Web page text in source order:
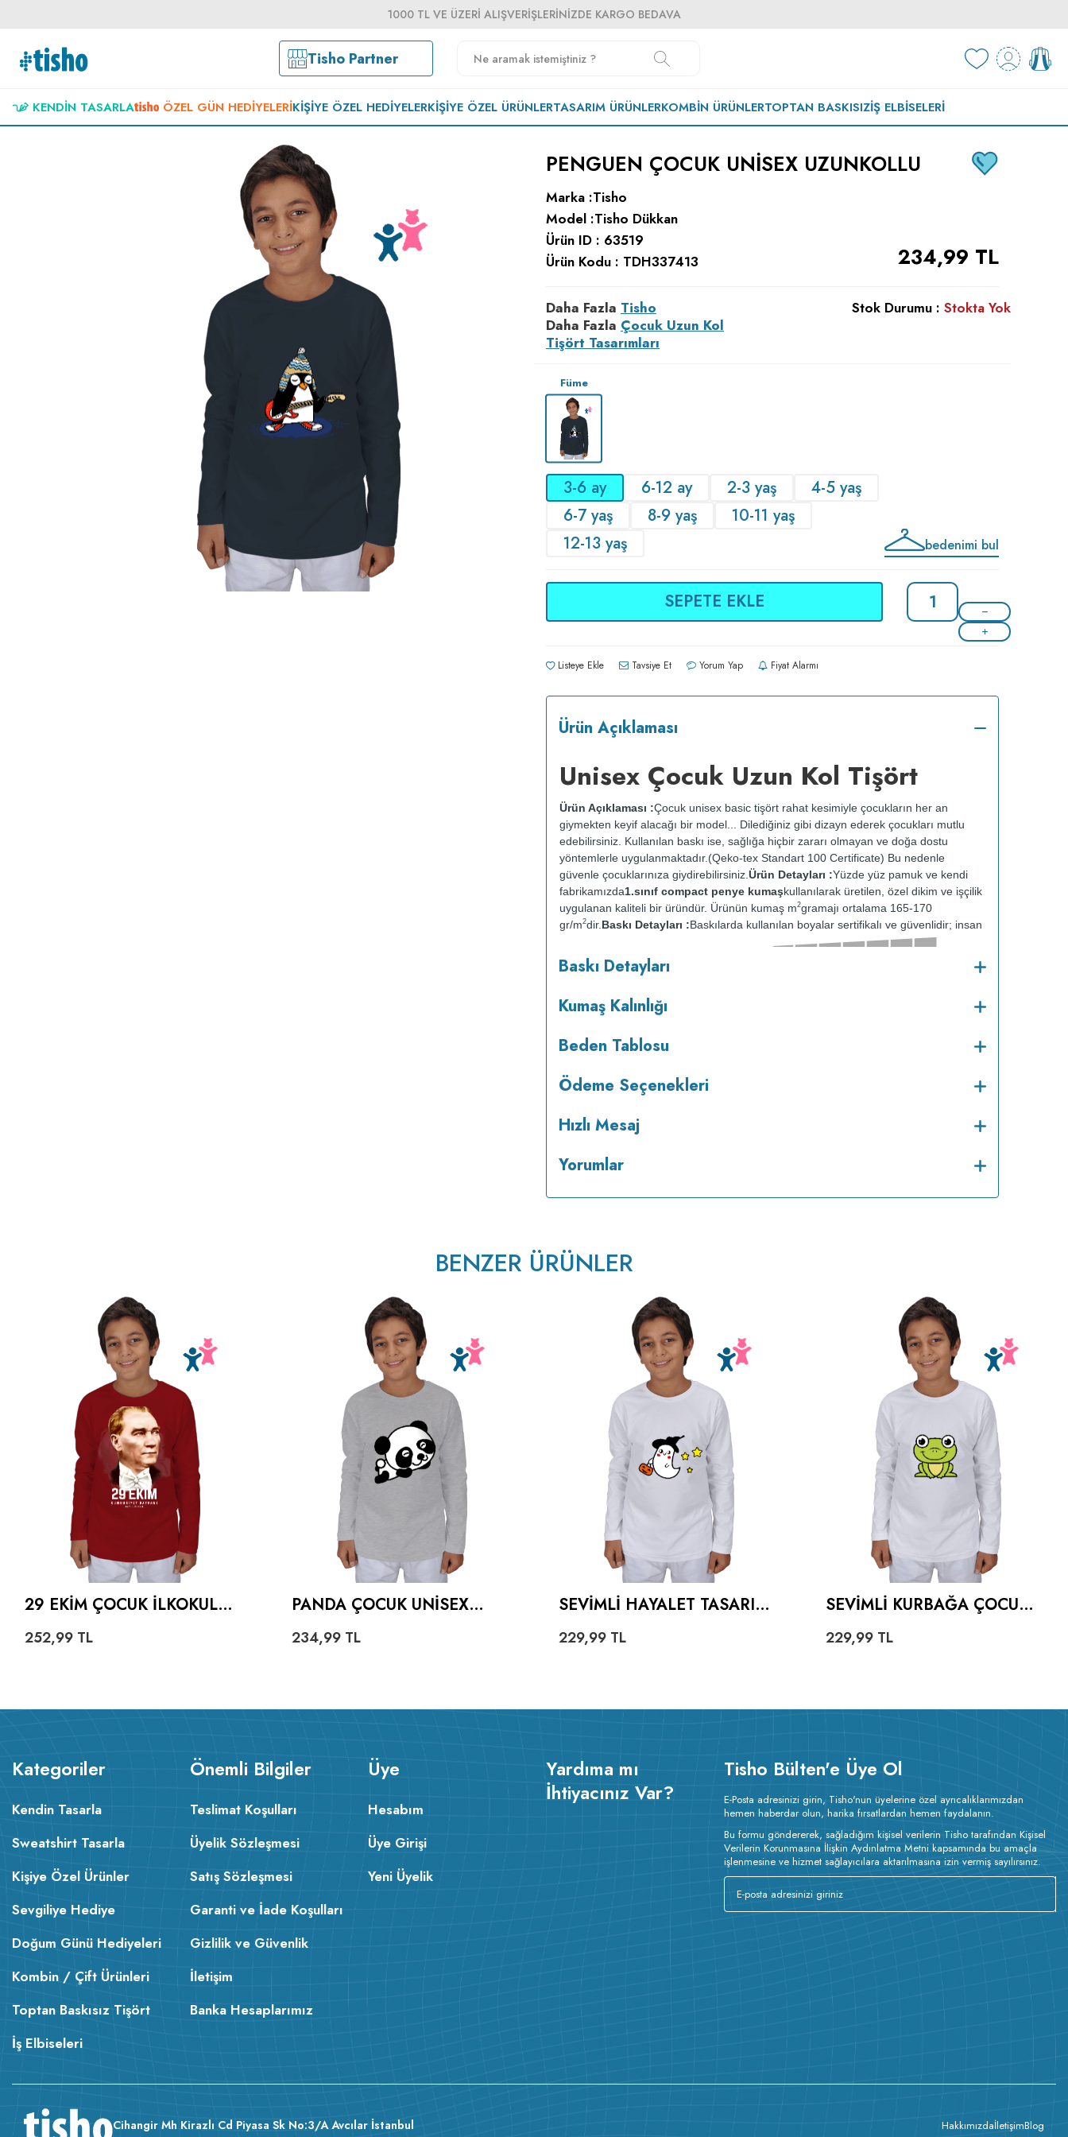
1000 TL VE ÜZERI ALIŞVERIŞLERINIZDE KARGO BEDAVA
Tisho Partner
KENDIN TASARLA ÖZEL GÜN HEDIYELERIKIŞIYE ÖZEL HEDIYELERKIŞIYE ÖZEL ÜRÜNLERTASARIM ÜRÜNLERKOMBIN ÜRÜNLERTOPTAN BASKISIZİŞ ELBISELERI
PENGUEN ÇOCUK UNISEX UZUNKOLLU
Marka :Tisho
Model :Tisho Dükkan
Ürün ID : 63519
Ürün Kodu : TDH337413 234,99 TL
Daha Fazla Tisho
Daha Fazla Çocuk Uzun Kol
Tişört Tasarımları
Stok Durumu : Stokta Yok
Füme
3-6 ay 6-12 ay 2-3 yaş
4-5 yaş
6-7 yaş
8-9 yaş
10-11 yaş
12-13 yaş
bedenimi bul
SEPETE EKLE
Listeye Ekle Tavsiye Et Yorum Yap Fiyat Alarmı
Ürün Açıklaması
Unisex Çocuk Uzun Kol Tişört
Ürün Açıklaması :Çocuk unisex basic tişört rahat kesimiyle çocukların her an
giymekten keyif alacağı bir model... Dilediğiniz gibi dizayn ederek çocukları mutlu
edebilirsiniz. Kullanılan baskı ise, sağlığa hiçbir zararı olmayan ve doğa dostu
yöntemlerle uygulanmaktadır.(Qeko-tex Standart 100 Certificate) Bu nedenle
güvenle çocuklarınıza giydirebilirsiniz. Ürün Detayları :Yüzde yüz pamuk ve kendi
fabrikamızda1.sınıf compact penye kumaşkullanılarak üretilen, özel dikim ve işçilik
uygulanan kaliteli bir üründür. Ürünün kumaş m2gramajı ortalama 165-170
gr/m2dir. Baskı Detayları :Baskılarda kullanılan boyalar sertifikalı ve güvenlidir; insan
:Kısa programda maksimum 30
v233.25
Baskı Detayları
Kumaş Kalınlığı
Beden Tablosu
Ödeme Seçenekleri
Hızlı Mesaj
Yorumlar
BENZER ÜRÜNLER
29 EKİM ÇOCUK İLKOKUL
UZUNKOLLU
252,99 TL
PANDA ÇOCUK UNISEX
234,99 TL
SEVIMLI HAYALET TASARIMI
229,99 TL
SEVIMLI KURBAĞA ÇOCUK
229,99 TL
Kategoriler
Kendin Tasarla
Sweatshirt Tasarla
Kişiye Özel Ürünler
Sevgiliye Hediye
Doğum Günü Hediyeleri
Kombin / Çift Ürünleri
Toptan Baskısız Tişört
İş Elbiseleri
Önemli Bilgiler
Teslimat Koşulları
Üyelik Sözleşmesi
Satış Sözleşmesi
Garanti ve İade Koşulları
Gizlilik ve Güvenlik
İletişim
Banka Hesaplarımız
Üye
Hesabım
Üye Girişi
Yeni Üyelik
Yardıma mı
İhtiyacınız Var?
Tisho Bülten'e Üye Ol
E-Posta adresinizi girin, Tisho'nun üyelerine özel ayrıcalıklarımızdan
hemen haberdar olun, harika fırsatlardan hemen faydalanın.
Bu formu göndererek, sağladığım kişisel verilerin Tisho tarafından Kişisel
Verilerin Korunmasına İlişkin Aydınlatma Metni kapsamında bu amaçla
işlenmesine ve hizmet sağlayıcılara aktarılmasına izin vermiş sayılırsınız.
Cihangir Mh Kirazlı Cd Piyasa Sk No:3/A Avcılar İstanbul HakkımızdaİletişimBlog